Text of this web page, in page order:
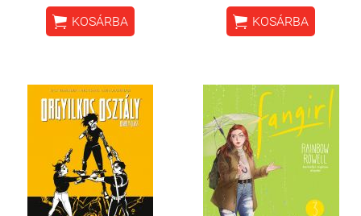
 KOSÁRBA  KOSÁRBA